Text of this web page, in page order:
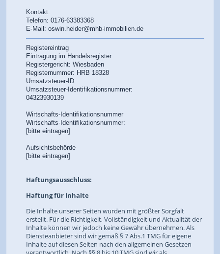
Kontakt:
Telefon: 0176-63383368
E-Mail: oswin.heider@mhb-immobilien.de
Registereintrag
Eintragung im Handelsregister
Registergericht: Wiesbaden
Registernummer: HRB 18328
Umsatzsteuer-ID
Umsatzsteuer-Identifikationsnummer:
04323930139
Wirtschafts-Identifikationsnummer
Wirtschafts-Identifikationsnummer:
[bitte eintragen]
Aufsichtsbehörde
[bitte eintragen]
Haftungsausschluss:
Haftung für Inhalte
Die Inhalte unserer Seiten wurden mit größter Sorgfalt
erstellt. Für die Richtigkeit, Vollständigkeit und Aktualität der
Inhalte können wir jedoch keine Gewähr übernehmen. Als
Diensteanbieter sind wir gemäß § 7 Abs.1 TMG für eigene
Inhalte auf diesen Seiten nach den allgemeinen Gesetzen